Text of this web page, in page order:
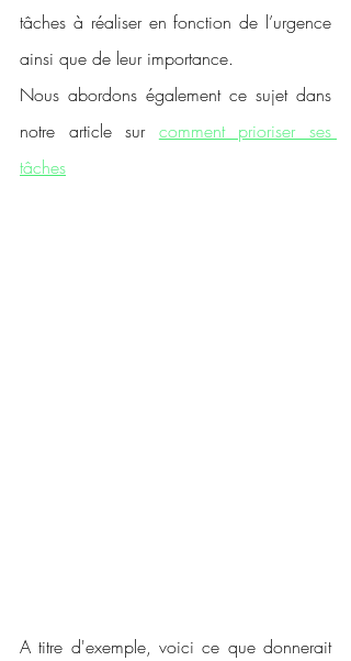
tâches à réaliser en fonction de l’urgence
ainsi que de leur importance.
Nous abordons également ce sujet dans
notre article sur comment prioriser ses
tâches
A titre d'exemple, voici ce que donnerait